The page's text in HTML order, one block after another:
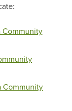
Community
Community